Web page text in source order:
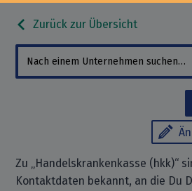
Zurück zur Übersicht
Zu „Handelskrankenkasse (hkk)“
Kontaktdaten bekannt, an die Du